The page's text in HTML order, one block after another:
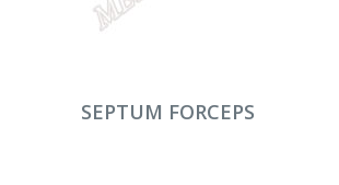
DEVAMINI OKU
SEPTUM FORCEPS